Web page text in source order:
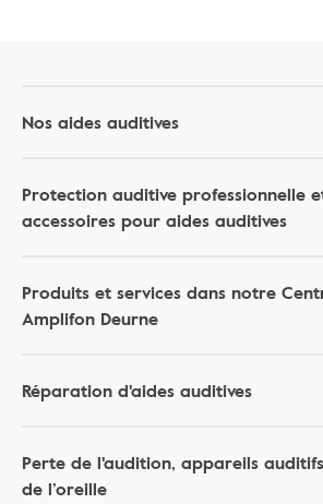
Nos aides auditives
Protection auditive professionnelle
accessoires pour aides auditives
Produits et services dans notre
Amplifon Deurne
Réparation d'aides auditives
Perte de l'audition, appareils
de l’oreille